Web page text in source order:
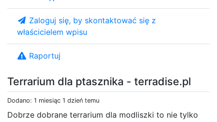
Terrarium dla ptasznika - terradise.pl
Dodano: 1 miesiąc 1 dzień temu
Dobrze dobrane terrarium dla modliszki to nie tylko
Zaloguj się, by skontaktować się z
właścicielem wpisu
Raportuj